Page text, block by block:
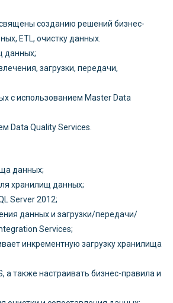
созданию решений бизнес-
ETL, очистку данных.
данных;
загрузки, передачи,
с использованием Master Data
Data Quality Services.
данных;
хранилищ данных;
Server 2012;
данных и загрузки/передачи/
Services;
инкрементную загрузку хранилища
а также настраивать бизнес-правила и